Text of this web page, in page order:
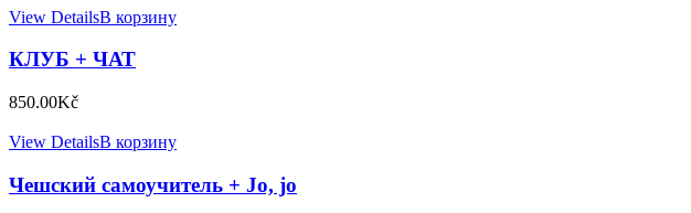
View DetailsВ корзину
КЛУБ + ЧАТ
850.00Kč
View DetailsВ корзину
Чешский самоучитель + Jo, jo